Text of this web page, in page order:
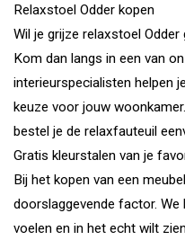
Relaxstoel Odder kopen
Wil je grijze relaxstoel
Kom dan langs in een van
interieurspecialisten helpen
keuze voor jouw
bestel je de relaxfauteuil
Gratis kleurstalen van je
Bij het kopen van een
doorslaggevende factor.
voelen en in het echt wilt